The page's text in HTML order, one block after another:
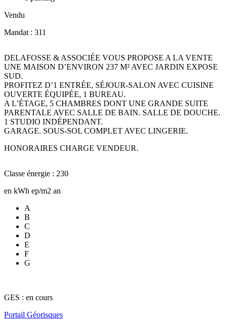
Vendu
Mandat : 311
DELAFOSSE & ASSOCIÉE VOUS PROPOSE A LA VENTE
UNE MAISON D’ENVIRON 237 M² AVEC JARDIN EXPOSE
SUD.
PROFITEZ D’1 ENTRÉE, SÉJOUR-SALON AVEC CUISINE
OUVERTE ÉQUIPÉE, 1 BUREAU.
A L’ÉTAGE, 5 CHAMBRES DONT UNE GRANDE SUITE
PARENTALE AVEC SALLE DE BAIN. SALLE DE DOUCHE.
1 STUDIO INDÉPENDANT.
GARAGE. SOUS-SOL COMPLET AVEC LINGERIE.
HONORAIRES CHARGE VENDEUR.
Classe énergie : 230
en kWh ep/m2 an
A
B
C
D
E
F
G
GES : en cours
Portail Géorisques